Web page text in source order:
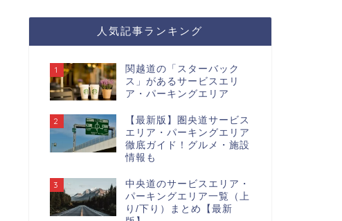
人気記事ランキング
1
関越道の「スターバック
ス」があるサービスエリ
ア・パーキングエリア
2
【最新版】圏央道サービス
エリア・パーキングエリア
徹底ガイド！グルメ・施設
情報も
3
中央道のサービスエリア・
パーキングエリア一覧（上
り/下り）まとめ【最新